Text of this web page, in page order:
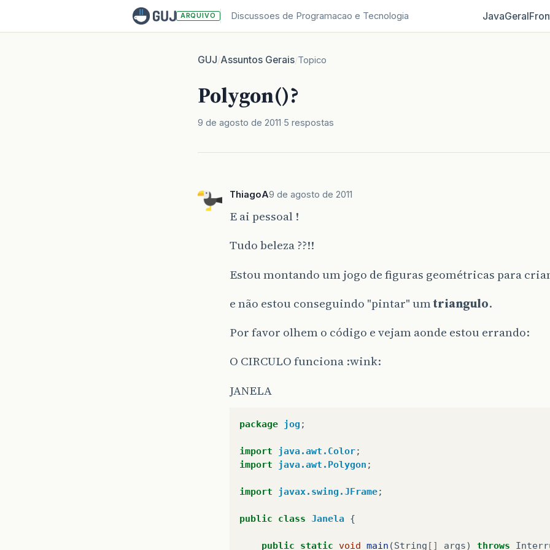
ARQUIVO Discussoes de Programacao e Tecnologia JavaGeral
GUJ/Assuntos Gerais/Topico
Polygon()?
9 de agosto de 2011 5 respostas
ThiagoA9 de agosto de 2011
E ai pessoal !
Tudo beleza ??!!
Estou montando um jogo de figuras geométricas para
e não estou conseguindo "pintar" umtriangulo.
Por favor olhem o código e vejam aonde estou errando:
O CIRCULO funciona :wink:
JANELA
package jog ;
import java.awt.Color;
import
java.awt.Polygon ;
import javax.swing.JFrame;
public class Janela {
public static void main (String [] args) throws